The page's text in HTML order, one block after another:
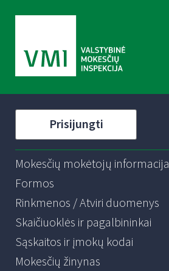
Prisijungti
Mokesčių mokėtojų informacija
Formos
Rinkmenos / Atviri duomenys
Skaičiuoklės ir pagalbininkai
Sąskaitos ir įmokų kodai
Mokesčių žinynas